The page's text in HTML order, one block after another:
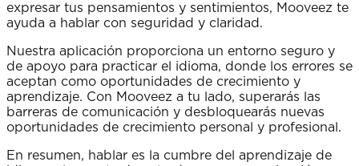
expresar tus pensamientos y sentimientos, Mooveez te
ayuda a hablar con seguridad y claridad.
Nuestra aplicación proporciona un entorno seguro y
de apoyo para practicar el idioma, donde los errores se
aceptan como oportunidades de crecimiento y
aprendizaje. Con Mooveez a tu lado, superarás las
barreras de comunicación y desbloquearás nuevas
oportunidades de crecimiento personal y profesional.
En resumen, hablar es la cumbre del aprendizaje de